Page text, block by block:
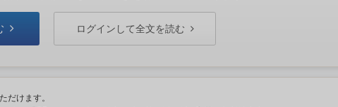
ログインして全文を読む
だけます。